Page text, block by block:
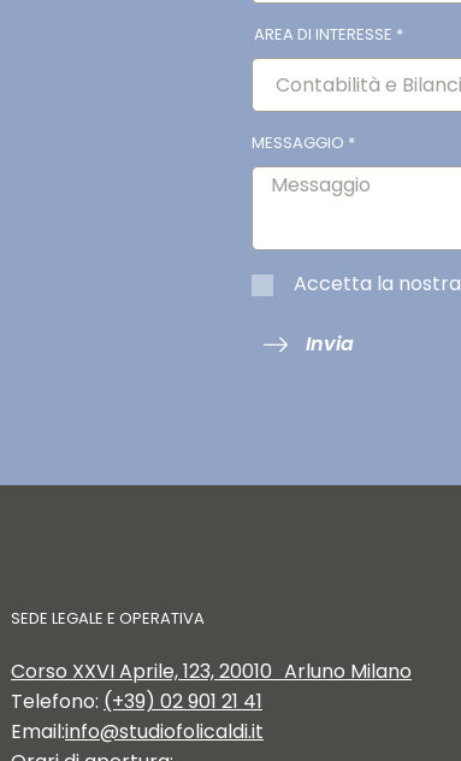
AREA DI INTERESSE *
MESSAGGIO *
Accetta la nostra
Invia
SEDE LEGALE E OPERATIVA
Corso XXVI Aprile, 123, 20010 Arluno Milano
Telefono: (+39) 02 901 21 41
Email:info@studiofolicaldi.it